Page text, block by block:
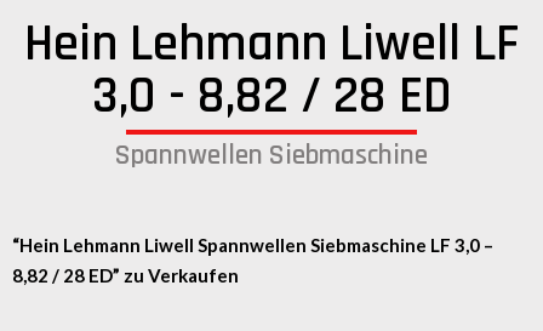
Hein Lehmann Liwell LF
3,0 - 8,82 / 28 ED
Spannwellen Siebmaschine
“Hein Lehmann Liwell Spannwellen Siebmaschine LF 3,0 –
8,82 / 28 ED” zu Verkaufen